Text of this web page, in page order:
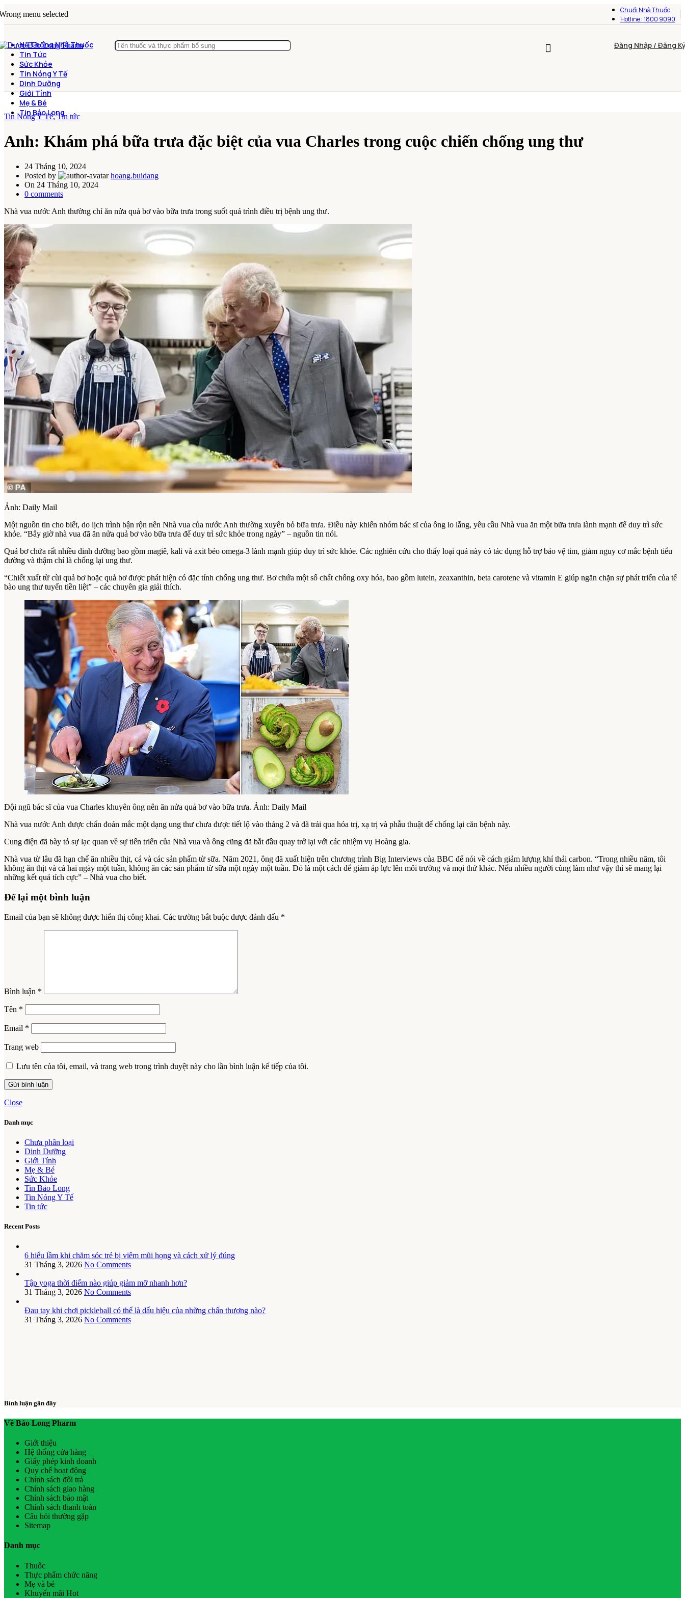
menu selected
Chuổi Nhà Thuốc
Hotline : 1800 9090
Đăng Nhập / Đăng
Hệ Thống Nhà Thuốc
Tin Tức
Sức Khỏe
Tin Nóng Y Tế
Dinh Dưỡng
Giới Tính
Mẹ & Bé
Tin Bảo Long
Tin Nóng Y Tế,Tin tức
Anh: Khám phá bữa trưa đặc biệt của vua Charles trong cuộc chiến chống ung thư
24 Tháng 10, 2024
Posted by
hoang.buidang
On 24 Tháng 10, 2024
0 comments
Nhà vua nước Anh thường chỉ ăn nửa quả bơ vào bữa trưa trong suốt quá trình điều trị bệnh ung thư.
Ảnh: Daily Mail
Một nguồn tin cho biết, do lịch trình bận rộn nên Nhà vua của nước Anh thường xuyên bỏ bữa trưa. Điều này khiến nhóm bác sĩ của ông lo lắng, yêu cầu Nhà vua ăn một bữa trưa lành mạnh để duy trì sức
khỏe. “Bây giờ nhà vua đã ăn nửa quả bơ vào bữa trưa để duy trì sức khỏe trong ngày” – nguồn tin nói.
Quả bơ chứa rất nhiều dinh dưỡng bao gồm magiê, kali và axit béo omega-3 lành mạnh giúp duy trì sức khỏe. Các nghiên cứu cho thấy loại quả này có tác dụng hỗ trợ bảo vệ tim, giảm nguy cơ mắc bệnh tiểu
đường và thậm chí là chống lại ung thư.
“Chiết xuất từ ​​cùi quả bơ hoặc quả bơ được phát hiện có đặc tính chống ung thư. Bơ chứa một số chất chống oxy hóa, bao gồm lutein, zeaxanthin, beta carotene và vitamin E giúp ngăn chặn sự phát triển của tế
bào ung thư tuyến tiền liệt” – các chuyên gia giải thích.
Đội ngũ bác sĩ của vua Charles khuyên ông nên ăn nửa quả bơ vào bữa trưa. Ảnh: Daily Mail
Nhà vua nước Anh được chẩn đoán mắc một dạng ung thư chưa được tiết lộ vào tháng 2 và đã trải qua hóa trị, xạ trị và phẫu thuật để chống lại căn bệnh này.
Cung điện đã bày tỏ sự lạc quan về sự tiến triển của Nhà vua và ông cũng đã bắt đầu quay trở lại với các nhiệm vụ Hoàng gia.
Nhà vua từ lâu đã hạn chế ăn nhiều thịt, cá và các sản phẩm từ sữa. Năm 2021, ông đã xuất hiện trên chương trình Big Interviews của BBC để nói về cách giảm lượng khí thải carbon. “Trong nhiều năm, tôi
không ăn thịt và cá hai ngày một tuần, không ăn các sản phẩm từ sữa một ngày một tuần. Đó là một cách để giảm áp lực lên môi trường và mọi thứ khác. Nếu nhiều người cùng làm như vậy thì sẽ mang lại
những kết quả tích cực” – Nhà vua cho biết.
Để lại một bình luận
Email của bạn sẽ không được hiển thị công khai. Các trường bắt buộc được đánh dấu *
Bình luận *
Tên *
Email *
Trang web
Lưu tên của tôi, email, và trang web trong trình duyệt này cho lần bình luận kế tiếp của tôi.
Close
Danh mục
Chưa phân loại
Dinh Dưỡng
Giới Tính
Mẹ & Bé
Sức Khỏe
Tin Bảo Long
Tin Nóng Y Tế
Tin tức
Recent Posts
6 hiểu lầm khi chăm sóc trẻ bị viêm mũi họng và cách xử lý đúng
31 Tháng 3, 2026 No Comments
Tập yoga thời điểm nào giúp giảm mỡ nhanh hơn?
31 Tháng 3, 2026 No Comments
Đau tay khi chơi pickleball có thể là dấu hiệu của những chấn thương nào?
31 Tháng 3, 2026 No Comments
Bình luận gần đây
Về Bảo Long Pharm
Giới thiệu
Hệ thống cửa hàng
Giấy phép kinh doanh
Quy chế hoạt động
Chính sách đổi trả
Chính sách giao hàng
Chính sách bảo mật
Chính sách thanh toán
Câu hỏi thường gặp
Sitemap
Danh mục
Thuốc
Thực phẩm chức năng
Mẹ và bé
Khuyến mãi Hot